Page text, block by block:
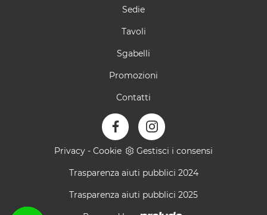
Sedie
Tavoli
Sgabelli
Promozioni
Contatti
Privacy - Cookie Gestisci i consensi
Trasparenza aiuti pubblici 2024
Trasparenza aiuti pubblici 2025